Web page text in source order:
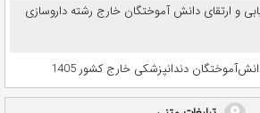
و ارتقای دانش آموختگان خارج رشته داروسازی
دندانپزشکی خارج کشور 1405